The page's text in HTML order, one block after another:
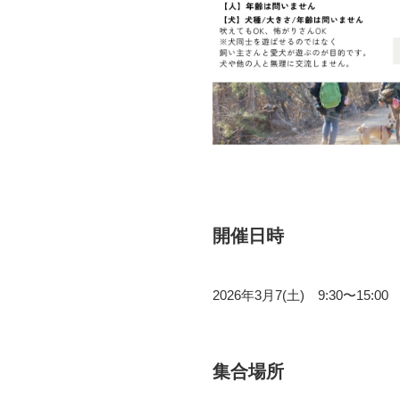
開催日時
2026年3月7(土) 9:30〜15:00
集合場所